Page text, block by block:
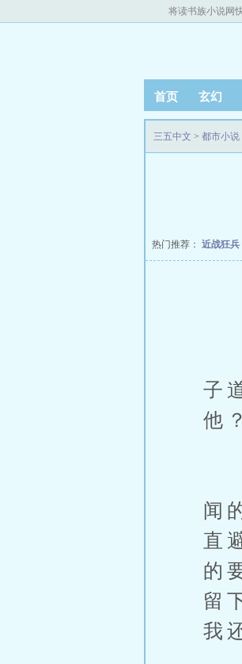
将读书族小说网
首页 玄幻
三五中文 > 都市小说
热门推荐： 近战狂兵
子
他
闻
直
的
留
我